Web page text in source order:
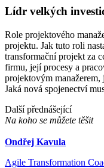
Lídr velkých
Role projektového
projektu. Jak tuto roli
transformační projekt za
firmu, její procesy a
projektovým
Jaká nová spojenectví
Další přednášející
Na koho se můžete těšit
Ondřej Kavula
Agile Transformation